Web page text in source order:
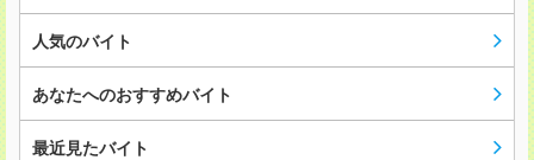
人気のバイト
あなたへのおすすめバイト
最近見たバイト